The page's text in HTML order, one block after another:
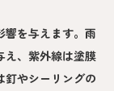
響を与えます。雨
え、紫外線は塗膜
釘やシーリングの